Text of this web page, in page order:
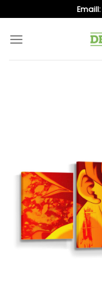
to
content
Emaill: